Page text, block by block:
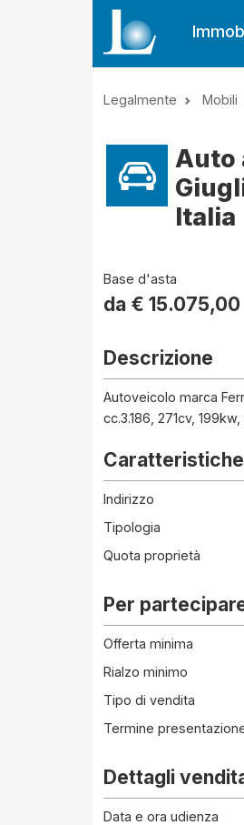
Legalmente Mobili
Auto
Italia
Base d'asta
da € 15.075,00
Descrizione
Autoveicolo marca
cc.3.186, 271cv,
Caratteristiche
Indirizzo
Tipologia
Quota proprietà
Per
Offerta minima
Rialzo minimo
Tipo di vendita
Termine
Dettagli
Data e ora udienza